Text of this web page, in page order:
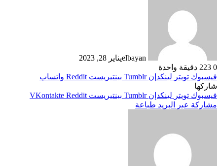
elbayanيناير 28, 2023
0
دقيقة واحدة
فيسبوك تويتر لينكدإن بينتيريست
واتساب
شاركها
فيسبوك تويتر لينكدإن بينتيريست
مشاركة عبر البريد طباعة